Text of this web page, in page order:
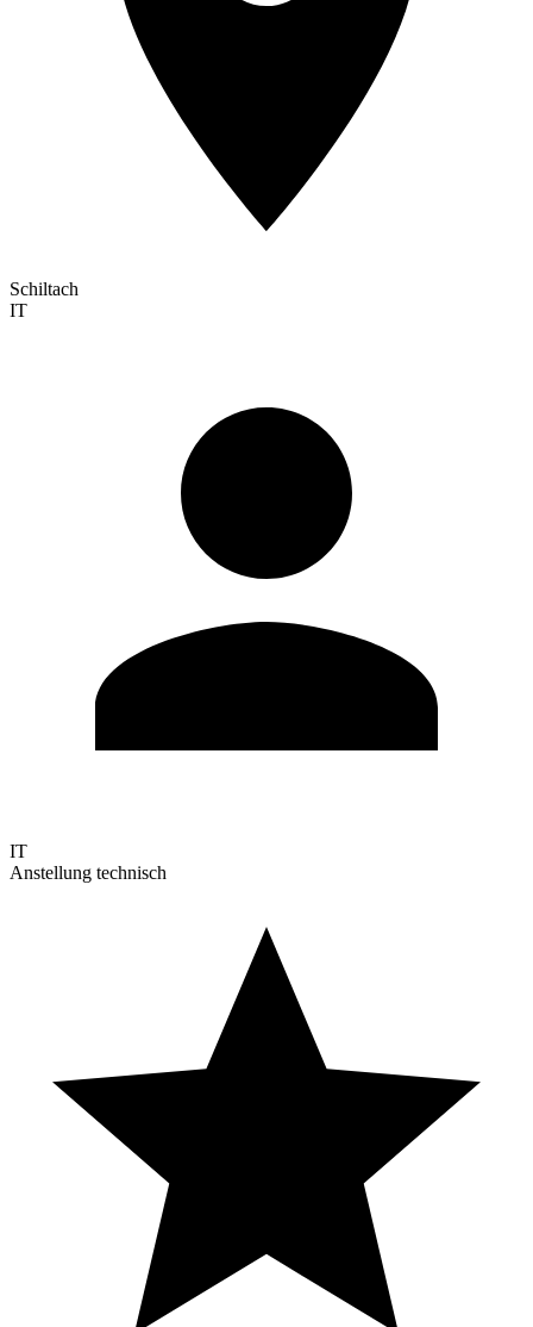
Schiltach
IT
IT
Anstellung technisch